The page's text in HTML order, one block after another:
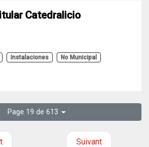
Catedralicio
Instalaciones No Municipal
Page 19 de 613
Suivant